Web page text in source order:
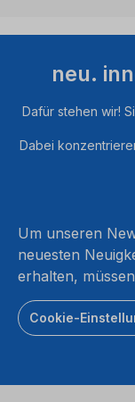
neu.
Dafür stehen wir!
Dabei
Um unseren
neuesten
erhalten,
Cookie-